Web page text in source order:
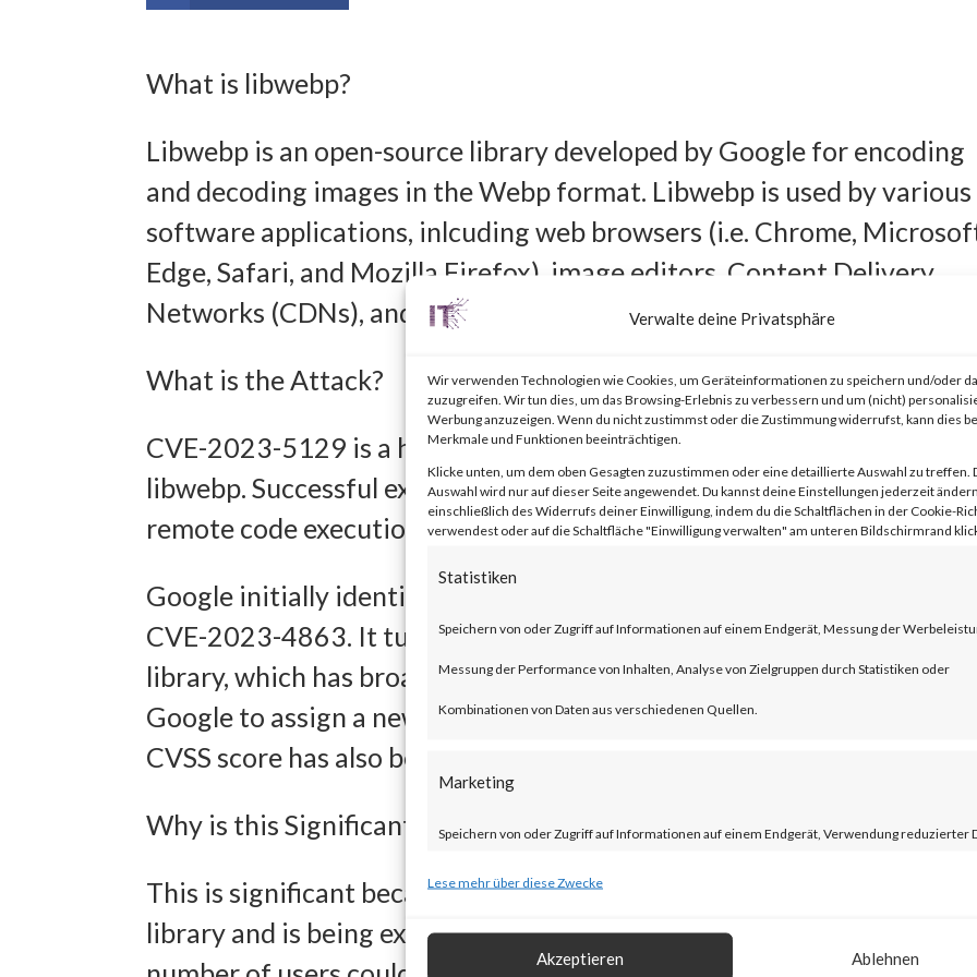
Verwalte deine Privatsphäre
Wir verwenden Technologien wie Cookies, um Geräteinformationen zu speichern und/oder
zuzugreifen. Wir tun dies, um das Browsing-Erlebnis zu verbessern und um (nicht)
Werbung anzuzeigen. Wenn du nicht zustimmst oder die Zustimmung widerrufst, kann dies
Merkmale und Funktionen beeinträchtigen.
Klicke unten, um dem oben Gesagten zuzustimmen oder eine detaillierte Auswahl zu treffen.
Auswahl wird nur auf dieser Seite angewendet. Du kannst deine Einstellungen jederzeit ändern,
einschließlich des Widerrufs deiner Einwilligung, indem du die Schaltflächen in der Cookie-
verwendest oder auf die Schaltfläche "Einwilligung verwalten" am unteren Bildschirmrand
Statistiken
Speichern von oder Zugriff auf Informationen auf einem Endgerät, Messung der
Messung der Performance von Inhalten, Analyse von Zielgruppen durch Statistiken oder
Kombinationen von Daten aus verschiedenen Quellen.
Marketing
Speichern von oder Zugriff auf Informationen auf einem Endgerät, Verwendung reduzierter
Personalisierung von Inhalten, Verwendung von Profilen zur Auswahl personalisierter Inhalte,
Lese mehr über diese Zwecke
Akzeptieren Ablehnen
What is libwebp?
Libwebp is an open-source library developed by Google for encoding
and decoding images in the Webp format. Libwebp is used by various
software applications, inlcuding web browsers (i.e. Chrome,
Edge, Safari, and Mozilla Firefox), image editors, Content Delivery
Networks (CDNs), and various website and online services.
What is the Attack?
CVE-2023-5129 is a heap buffer overflow vulnerability that affects
libwebp. Successful exploitation of the vulnerability can result in
remote code execution or cause a denial-of-service (DoS) condition.
Google initially identified this as a Chrome vulnerability and assigned
CVE-2023-4863. It turns out that the vulnerability affects the
library, which has broader impact beyond Chrome. This prompted
Google to assign a new CVE (CVE-2023-5129) to the vulnerability.
CVSS score has also been raised accordingly from 8.8 to 10.
Why is this Significant?
This is significant because the vulnerability affects widely used
library and is being exploited in the wild, which means that a large